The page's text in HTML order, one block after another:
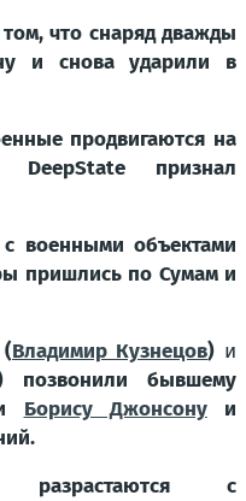
что снаряд дважды
и снова ударили в
продвигаются на
DeepState признал
военными объектами
пришлись по Сумам и
Владимир Кузнецов) и
позвонили бывшему
Борису Джонсонуи
разрастаются с